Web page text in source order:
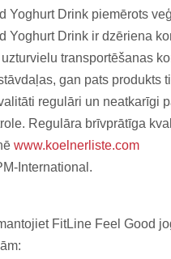
Yoghurt Drink piemērots
Yoghurt Drink ir dzēriena
transportēšanas
gan pats produkts
regulāri un neatkarīgi
Regulāra brīvprātīga
www.koelnerliste.com
International.
FitLine Feel Good